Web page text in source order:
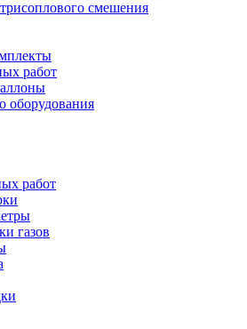
смешения
работ
оборудования
работ
газов